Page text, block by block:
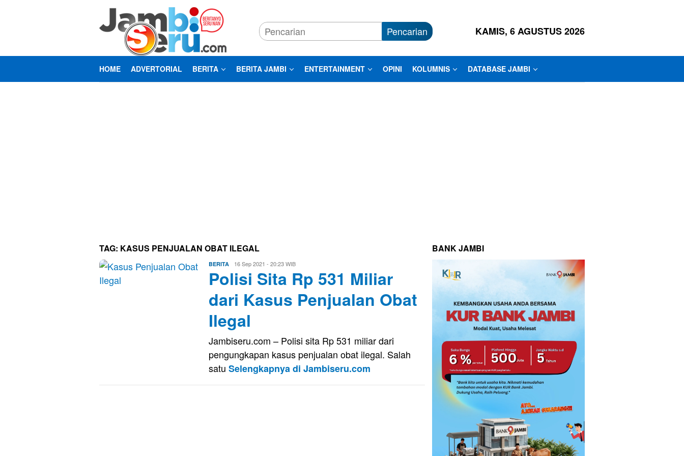
Pencarian KAMIS, 6 AGUSTUS 2026
HOME ADVERTORIAL BERITA BERITA JAMBI ENTERTAINMENT OPINI KOLUMNIS DATABASE JAMBI
TAG: KASUS PENJUALAN OBAT ILEGAL
BERITA Eri
Saputra
16 Sep 2021 - 20:23 WIB
Polisi Sita Rp 531 Miliar
dari Kasus Penjualan Obat
Ilegal
Jambiseru.com – Polisi sita Rp 531 miliar dari
pengungkapan kasus penjualan obat ilegal. Salah
satu Selengkapnya di Jambiseru.com
BANK JAMBI